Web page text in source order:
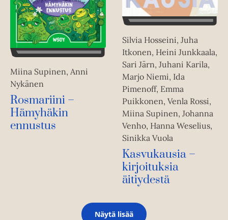
Miina Supinen, Anni
Nykänen
Rosmariini –
Hämyhäkin
ennustus
Silvia Hosseini, Juha
Itkonen, Heini Junkkaala,
Sari Järn, Juhani Karila,
Marjo Niemi, Ida
Pimenoff, Emma
Puikkonen, Venla Rossi,
Miina Supinen, Johanna
Venho, Hanna Weselius,
Sinikka Vuola
Kasvukausia –
kirjoituksia
äitiydestä
Näytä lisää